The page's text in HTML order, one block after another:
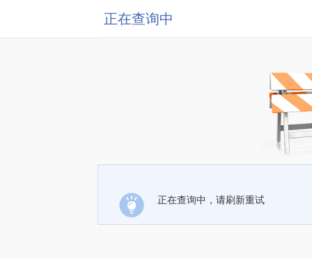
正在查询中
正在查询中，请刷新重试